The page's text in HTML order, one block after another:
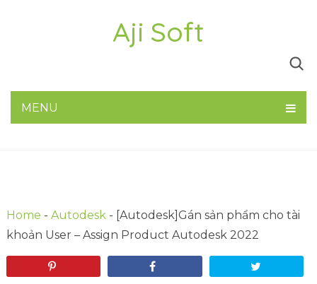
Aji Soft
MENU
Software Leader
Home - Autodesk- [Autodesk]Gán sản phẩm cho tài
khoản User – Assign Product Autodesk 2022